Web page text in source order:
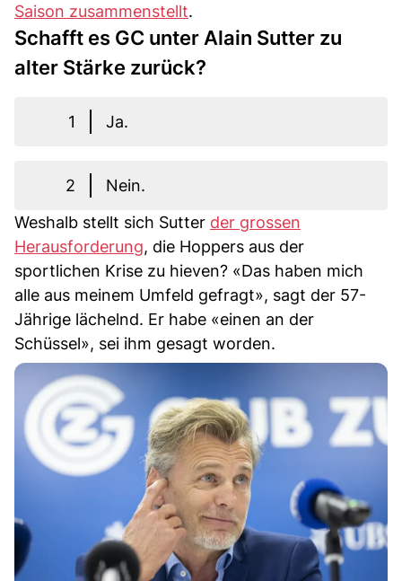
Saison zusammenstellt.
Schafft es GC unter Alain Sutter zu
alter Stärke zurück?
1 Ja.
2
Nein.
Weshalb stellt sich Sutter der grossen
Herausforderung, die Hoppers aus der
sportlichen Krise zu hieven? «Das haben mich
alle aus meinem Umfeld gefragt», sagt der 57-
Jährige lächelnd. Er habe «einen an der
Schüssel», sei ihm gesagt worden.